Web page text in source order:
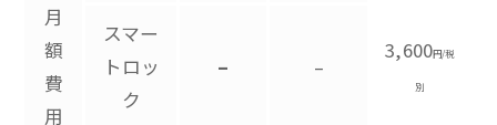
月
額
費
用
スマー
トロッ
ク
– –
3,600円/税
別